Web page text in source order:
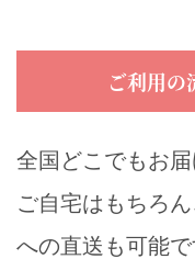
ご利用の
全国どこでもお届
ご自宅はもちろ
への直送も可能で